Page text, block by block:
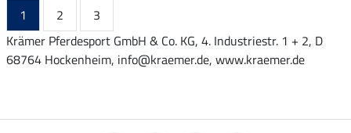
1 2
3
Krämer Pferdesport GmbH & Co. KG, 4. Industriestr. 1 + 2, D
68764 Hockenheim, info@kraemer.de, www.kraemer.de